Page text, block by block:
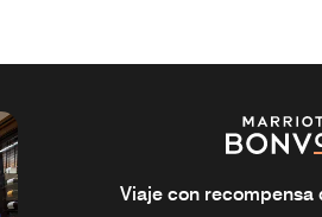
Viaje con recompensa